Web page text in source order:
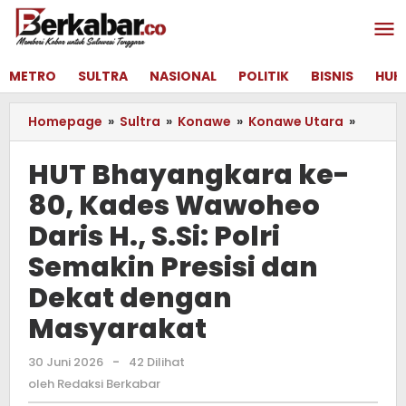
Lewati
konten
METRO
SULTRA NASIONAL POLITIK BISNIS
Homepage » Sultra » Konawe » Konawe Utara »
HUT Bhayangkara ke-
80, Kades Wawoheo
Daris H., S.Si: Polri
Semakin Presisi dan
Dekat dengan
Masyarakat
30 Juni 2026 oleh
Redaksi
-
42 Dilihat
oleh Redaksi Berkabar